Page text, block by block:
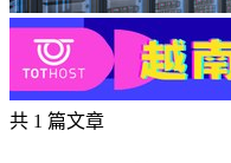
共 1 篇文章